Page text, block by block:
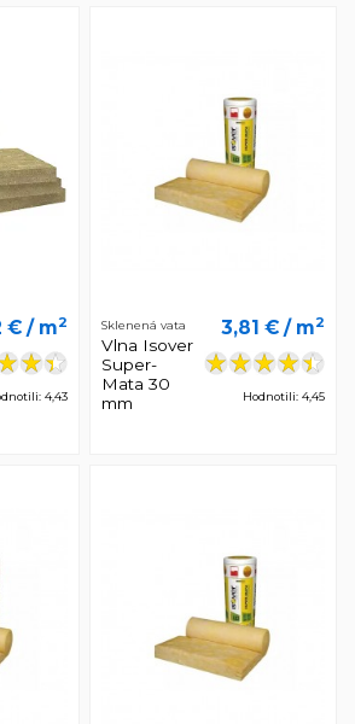
€ / m2
4,43
Sklenená vata
Vlna Isover
Super-
Mata 30
mm
3,81 € / m2
Hodnotili: 4,45